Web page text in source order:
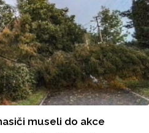
museli do akce